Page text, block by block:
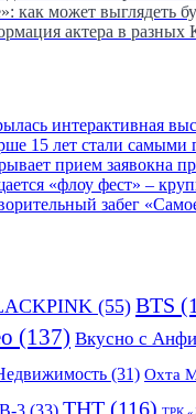
как может выглядеть
актера в разных
интерактивная
15 лет стали самыми
прием заявокна
«флоу фест» –
забег
(55) BTS
(137) Вкусно с
(31) Охта
ТНТ (116)